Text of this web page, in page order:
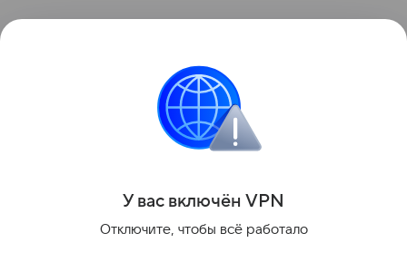
легкомоторный самолет Cessna 182 компании
«Гоставиа» из Ленинградской области был найден.
Позже были опубликованы первые снимки
Поделиться
У вас включён VPN
Отключите, чтобы всё работало